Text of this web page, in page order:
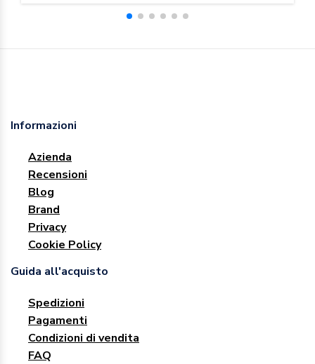
Informazioni
Azienda
Recensioni
Blog
Brand
Privacy
Cookie Policy
Guida all'acquisto
Spedizioni
Pagamenti
Condizioni di vendita
FAQ